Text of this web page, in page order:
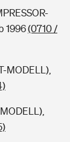
1996(0710 /
MODELL),